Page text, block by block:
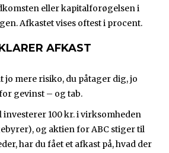
eller kapitalforøgelsen i
Afkastet vises oftest i procent.
AFKAST
jo mere risiko, du påtager dig, jo
gevinst – og tab.
investerer 100 kr. i virksomheden
og aktien for ABC stiger til
har du fået et afkast på, hvad der